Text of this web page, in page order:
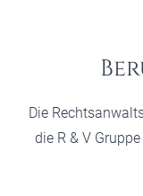
Die
die R & V